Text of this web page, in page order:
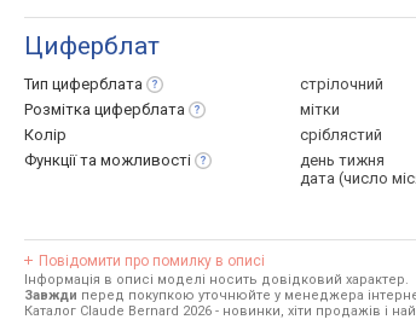
Циферблат
Тип циферблата
стрілочний
Розмітка циферблата
мітки
Колір
сріблястий
Функції та можливості
день тижня
дата (число
Повідомити про помилку в описі
Інформація в описі моделі носить довідковий характер.
Завжди перед покупкою уточнюйте у менеджера
Каталог Claude Bernard 2026 - новинки, хіти продажів і